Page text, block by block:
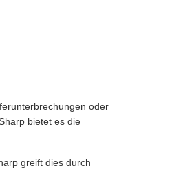
oder
bietet es die
greift dies durch